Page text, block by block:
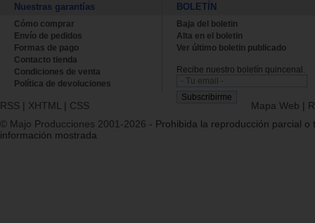
Nuestras garantías
Cómo comprar
Envío de pedidos
Formas de pago
Contacto tienda
Condiciones de venta
Política de devoluciones
BOLETÍN
Baja del boletin
Alta en el boletin
Ver último boletin publicado
Recibe nuestro boletín quincenal.
RSS | XHTML | CSS Mapa Web |
© Majo Producciones 2001-2026 - Prohibida la reproducción parcial o
información mostrada